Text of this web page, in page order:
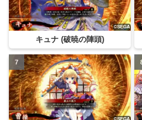
キュナ (破暁の陣頭)